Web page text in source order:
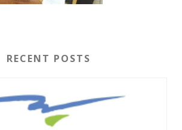
RECENT POSTS